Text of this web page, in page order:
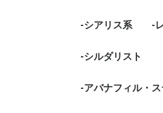
-シアリス系 -
-シルダリスト
-アバナフィル・